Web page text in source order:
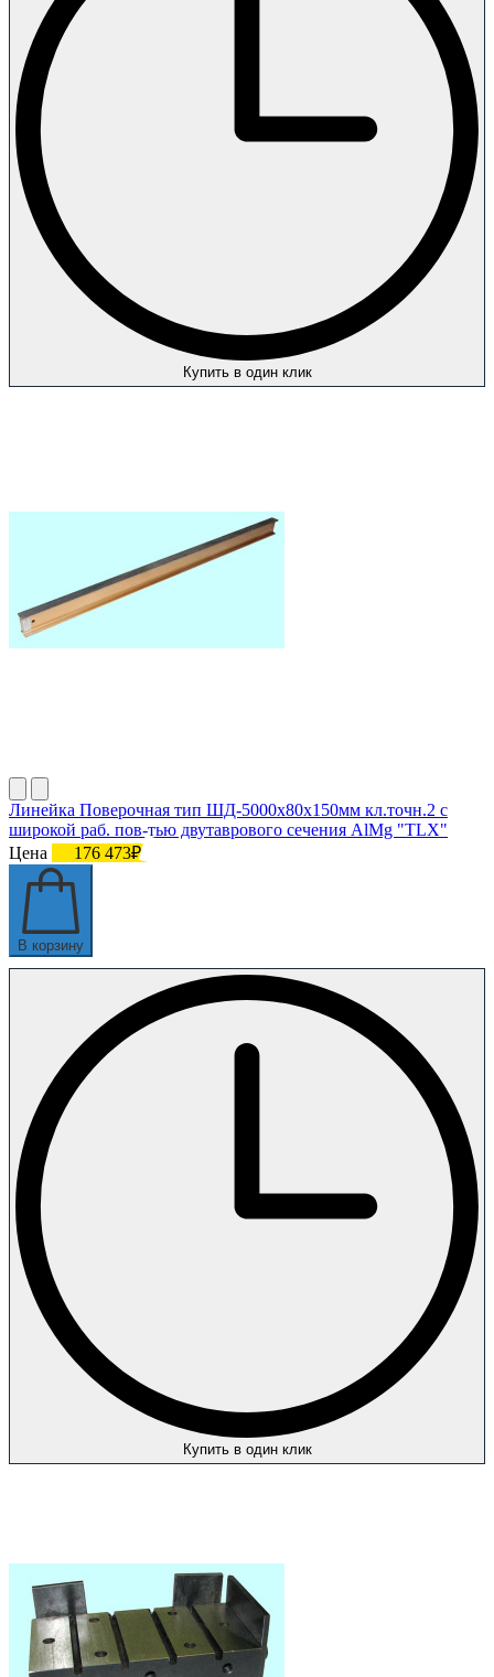
Купить в один клик
Линейка Поверочная тип ШД-5000х80х150мм кл.точн.2 с
широкой раб. пов-тью двутаврового сечения AlMg "TLX"
Цена
176 473₽
В корзину
Купить в один клик